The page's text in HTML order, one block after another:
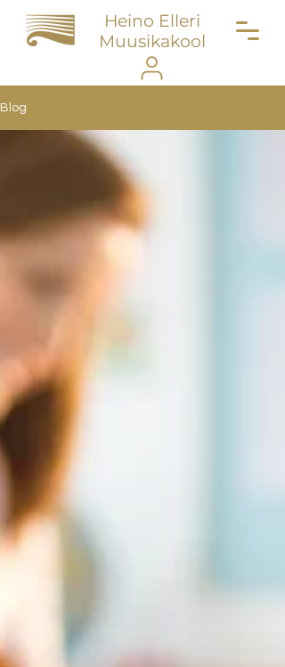
Heino Elleri
Muusikakool
Blog